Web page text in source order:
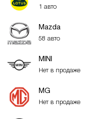
1 авто
Mazda
58 авто
MINI
Нет в продаже
MG
Нет в продаже